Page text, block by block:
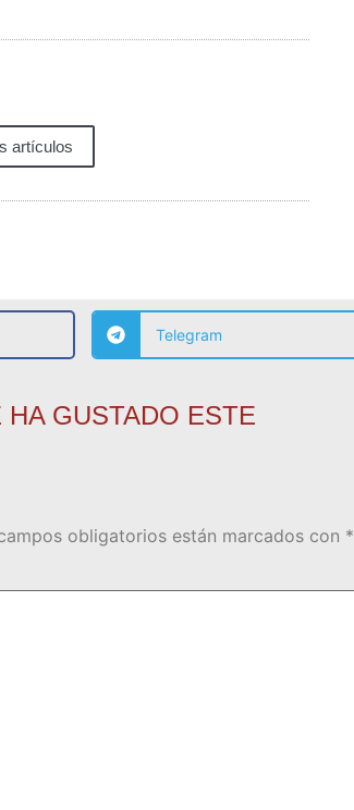
artículos
Telegram
GUSTADO ESTE
obligatorios están marcados con *